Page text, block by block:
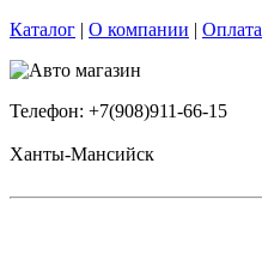
Каталог | О компании | Оплата
Телефон: +7(908)911-66-15
Ханты-Мансийск